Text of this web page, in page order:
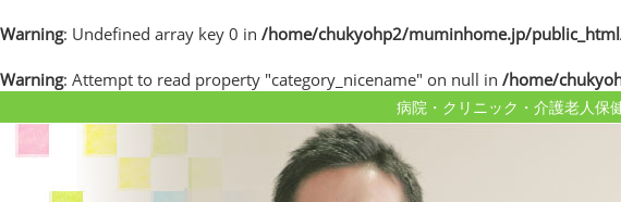
Warning: Undefined array key 0 in /home/chukyohp2/muminhome.jp/
Warning: Attempt to read property "category_nicename" on null in /home/
病院・クリニック・介護老人保